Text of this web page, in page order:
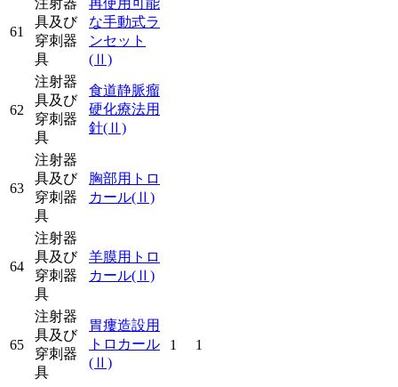
61
注射器
具及び
穿刺器
具
再使用可能
な手動式ラ
ンセット
(Ⅱ)
62
注射器
具及び
穿刺器
具
食道静脈瘤
硬化療法用
針(Ⅱ)
63
注射器
具及び
穿刺器
具
胸部用トロ
カール(Ⅱ)
64
注射器
具及び
穿刺器
具
羊膜用トロ
カール(Ⅱ)
65
注射器
具及び
穿刺器
具
胃瘻造設用
トロカール
(Ⅱ)
1 1